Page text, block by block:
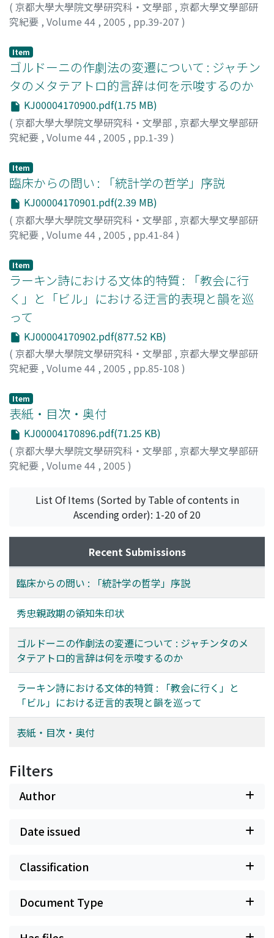
( 京都大學大學院文學研究科・文學部 , 京都大學文學部研
究紀要 , Volume 44 , 2005 , pp.39-207 )
Item
ゴルドーニの作劇法の変遷について : ジャチン
タのメタテアトロ的言辞は何を示唆するのか
KJ00004170900.pdf(1.75 MB)
( 京都大學大學院文學研究科・文學部 , 京都大學文學部研
究紀要 , Volume 44 , 2005 , pp.1-39 )
Item
臨床からの問い : 「統計学の哲学」序説
KJ00004170901.pdf(2.39 MB)
( 京都大學大學院文學研究科・文學部 , 京都大學文學部研
究紀要 , Volume 44 , 2005 , pp.41-84)
Item
ラーキン詩における文体的特質 : 「教会に行
く」と「ビル」における迂言的表現と韻を巡
って
KJ00004170902.pdf(877.52 KB)
( 京都大學大學院文學研究科・文學部 , 京都大學文學部研
究紀要 , Volume 44 , 2005 , pp.85-108 )
Item
表紙・目次・奥付
KJ00004170896.pdf(71.25 KB)
( 京都大學大學院文學研究科・文學部 , 京都大學文學部研
究紀要 , Volume 44 , 2005 )
List Of Items (Sorted by Table of contents in
Ascending order): 1-20 of 20
Recent Submissions
臨床からの問い : 「統計学の哲学」序説
秀忠親政期の領知朱印状
ゴルドーニの作劇法の変遷について : ジャチンタのメ
タテアトロ的言辞は何を示唆するのか
ラーキン詩における文体的特質 : 「教会に行く」と
「ビル」における迂言的表現と韻を巡って
表紙・目次・奥付
Filters
Author
Date issued
Classification
Document Type